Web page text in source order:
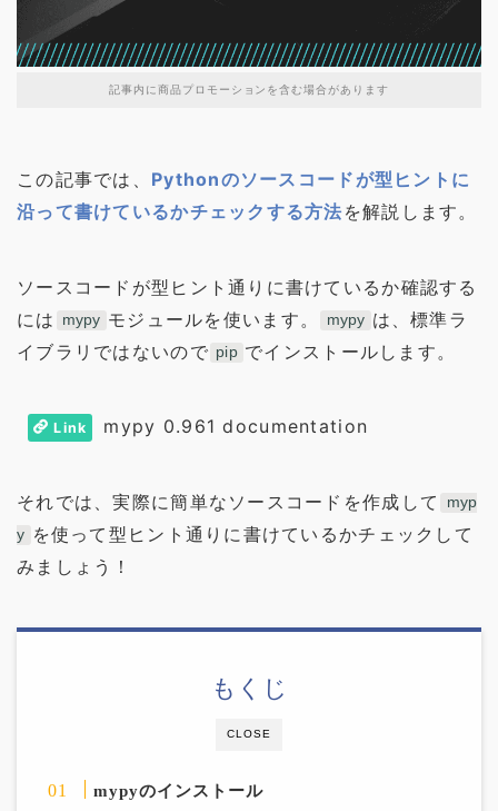
記事内に商品プロモーションを含む場合があります
この記事では、 Pythonのソースコードが型ヒントに
沿って書けているかチェックする方法 を解説します。
ソースコードが型ヒント通りに書けているか確認する
には
mypy モジュールを使います。 mypy は、標準ラ
イブラリではないので pip でインストールします。
Link mypy 0.961 documentation
それでは、実際に簡単なソースコードを作成して
myp
y を使って型ヒント通りに書けているかチェックして
みましょう！
CLOSE
もくじ
mypyのインストール